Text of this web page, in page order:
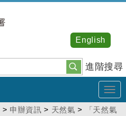
進階搜尋
English
> 申辦資訊 > 天然氣 >
「天然氣